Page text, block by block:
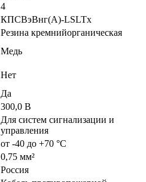
4
КПСВэВнг(A)-LSLTx
Резина кремнийорганическая
Медь
Нет
Да
300,0 В
Для систем сигнализации и
управления
от -40 до +70 °C
0,75 мм²
Россия